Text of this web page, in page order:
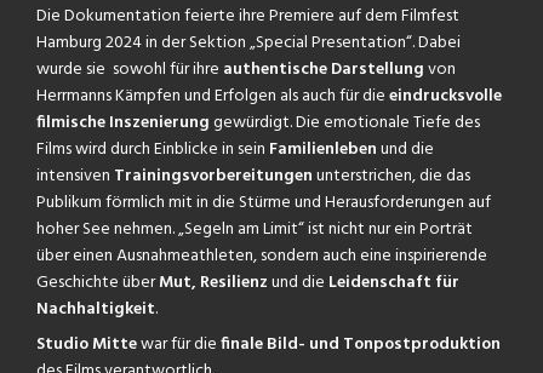
Die Dokumentation feierte ihre Premiere auf dem Filmfest
Hamburg 2024 in der Sektion „Special Presentation“. Dabei
wurde sie sowohl für ihre authentische Darstellungvon
Herrmanns Kämpfen und Erfolgen als auch für dieeindrucksvolle
filmische Inszenierunggewürdigt. Die emotionale Tiefe des
Films wird durch Einblicke in sein Familienlebenund die
intensiven Trainingsvorbereitungenunterstrichen, die das
Publikum förmlich mit in die Stürme und Herausforderungen auf
hoher See nehmen. „Segeln am Limit“ ist nicht nur ein Porträt
über einen Ausnahmeathleten, sondern auch eine inspirierende
Geschichte überMut, Resilienzund die Leidenschaft für
Nachhaltigkeit.
Studio Mittewar für diefinale Bild- und Tonpostproduktion